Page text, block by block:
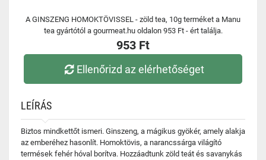
A GINSZENG HOMOKTÖVISSEL - zöld tea, 10g terméket a Manu
tea gyártótól a gourmeat.hu oldalon 953 Ft - ért találja.
953 Ft
Ellenőrizd az elérhetőséget
LEÍRÁS
Biztos mindkettőt ismeri. Ginszeng, a mágikus gyökér, amely alakja
az emberéhez hasonlít. Homoktövis, a narancssárga világító
termések fehér hóval borítva. Hozzáadtunk zöld teát és savanykás